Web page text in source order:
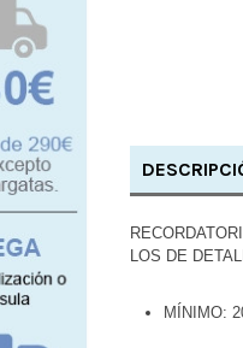
LOS DE
MÍNIMO: